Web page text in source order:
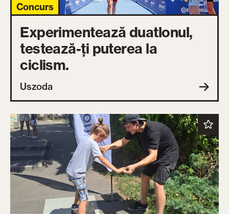
Concurs
Experimentează duatlonul,
testează-ți puterea la
ciclism.
Uszoda